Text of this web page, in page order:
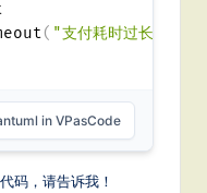
( "支付耗时过长..."
in VPasCode
码，请告诉我！